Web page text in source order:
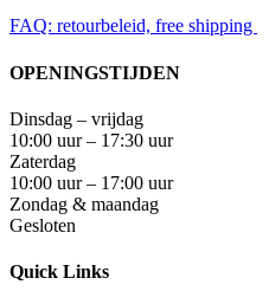
FAQ: retourbeleid, free shipping
OPENINGSTIJDEN
Dinsdag – vrijdag
10:00 uur – 17:30 uur
Zaterdag
10:00 uur – 17:00 uur
Zondag & maandag
Gesloten
Quick Links